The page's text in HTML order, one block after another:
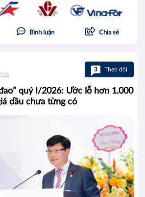
Bình luận Chia sẻ
3 Theo dõi
quý I/2026: Ước lỗ hơn 1.000
dầu chưa từng có